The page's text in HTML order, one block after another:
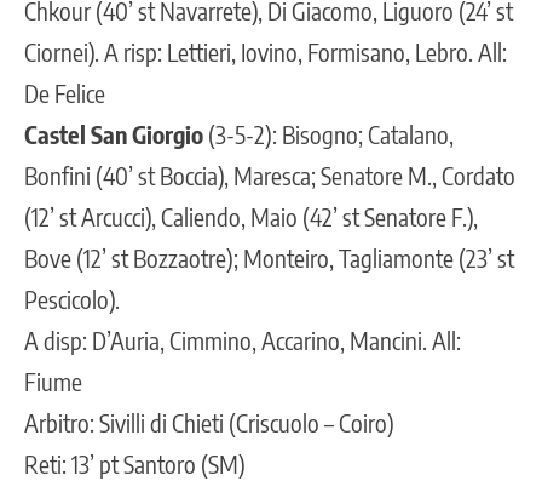
Chkour (40’ st Navarrete), Di Giacomo, Liguoro (24’ st
Ciornei). A risp: Lettieri, Iovino, Formisano, Lebro. All:
De Felice
Castel San Giorgio (3-5-2): Bisogno; Catalano,
Bonfini (40’ st Boccia), Maresca; Senatore M., Cordato
(12’ st Arcucci), Caliendo, Maio (42’ st Senatore F.),
Bove (12’ st Bozzaotre); Monteiro, Tagliamonte (23’ st
Pescicolo).
A disp: D’Auria, Cimmino, Accarino, Mancini. All:
Fiume
Arbitro: Sivilli di Chieti (Criscuolo – Coiro)
Reti: 13’ pt Santoro (SM)